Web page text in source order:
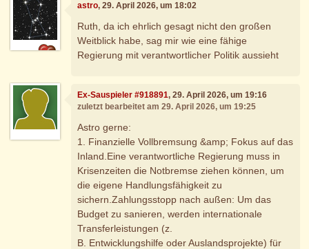
astro, 29. April 2026, um 18:02
Ruth, da ich ehrlich gesagt nicht den großen
Weitblick habe, sag mir wie eine fähige
Regierung mit verantwortlicher Politik aussieht
Ex-Sauspieler #918891, 29. April 2026, um 19:16
zuletzt bearbeitet am 29. April 2026, um 19:25
Astro gerne:
1. Finanzielle Vollbremsung &amp; Fokus auf das
Inland.Eine verantwortliche Regierung muss in
Krisenzeiten die Notbremse ziehen können, um
die eigene Handlungsfähigkeit zu
sichern.Zahlungsstopp nach außen: Um das
Budget zu sanieren, werden internationale
Transferleistungen (z.
B. Entwicklungshilfe oder Auslandsprojekte) für